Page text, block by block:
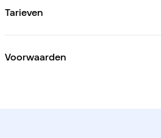
Tarieven
Voorwaarden